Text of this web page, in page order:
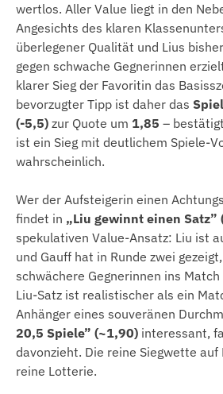
wertlos. Aller Value liegt in den
Angesichts des klaren
überlegener Qualität und Lius
gegen schwache Gegnerinnen
klarer Sieg der Favoritin das
bevorzugter Tipp ist daher das
(-5,5) zur Quote um 1,85 –
ist ein Sieg mit deutlichem Spiele-
wahrscheinlich.
Wer der Aufsteigerin einen
findet in „Liu gewinnt einen Satz”
spekulativen Value-Ansatz: Liu ist
und Gauff hat in Runde zwei
schwächere Gegnerinnen ins
Liu-Satz ist realistischer als ein
Anhänger eines souveränen
20,5 Spiele” (~1,90) interessant,
davonzieht. Die reine Siegwette
reine Lotterie.